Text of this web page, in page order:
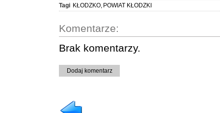
Tagi KŁODZKO, POWIAT KŁODZKI
Komentarze:
Brak komentarzy.
Dodaj komentarz